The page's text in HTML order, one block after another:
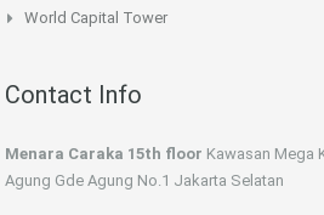
World Capital Tower
Contact Info
Menara Caraka 15th floor Kawasan Mega
Agung Gde Agung No.1 Jakarta Selatan